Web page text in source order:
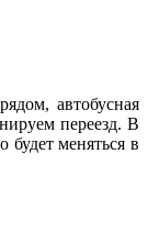
автобусная
переезд. В
меняться в